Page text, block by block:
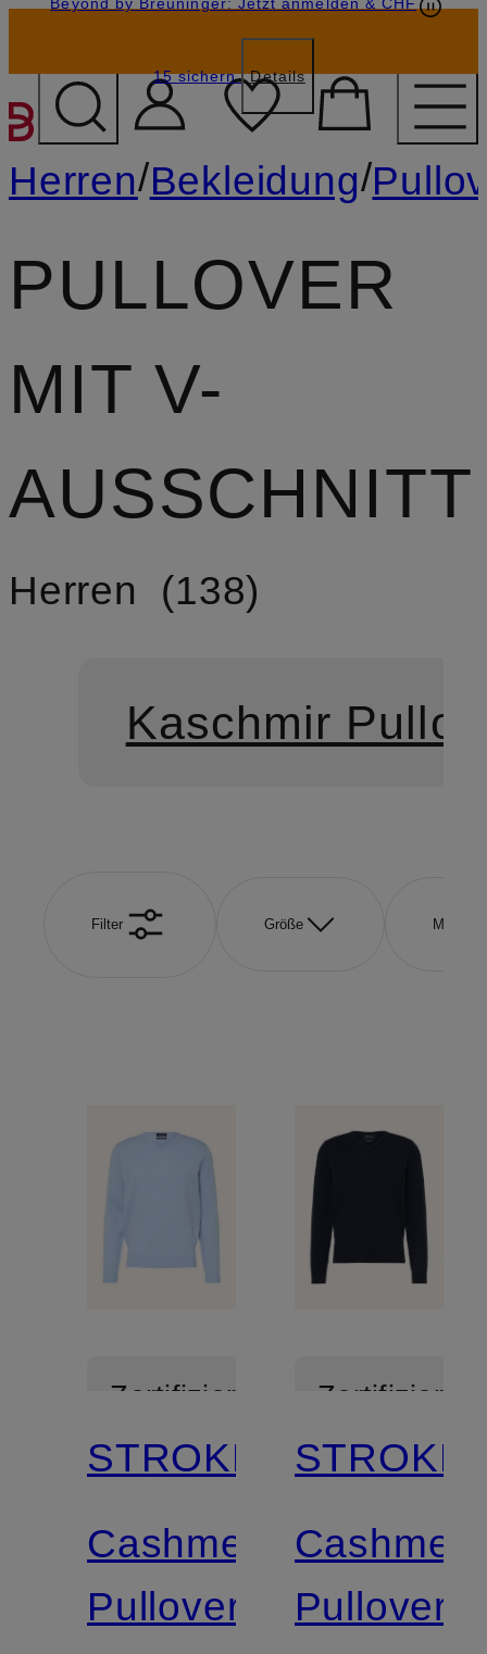
ZUM HAUPTINHALT
15 sichern Details
GESCHENK20
Herren/Bekleidung/
PULLOVER
MIT V-
AUSSCHNITT
Herren 138
Kaschmir
Filter Größe Marke
Zertifiziert
STROKESMAN'S
Cashmere-
Pullover
Zertifiziert
Pullover